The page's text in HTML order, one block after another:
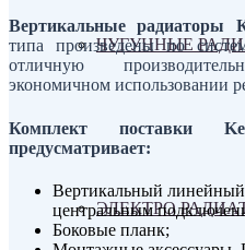
ЧУГУННЫЕ
ЭЛЕКТРО
Вертикальные радиаторы
типа произведены по
отличную
экономичном использовании
Комплект поставки
предусматривает:
Вертикальный
центральным
Боковые планк;